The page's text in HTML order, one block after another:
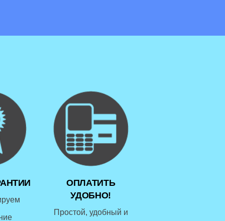
ОПЛАТИТЬ
УДОБНО!
Простой, удобный и